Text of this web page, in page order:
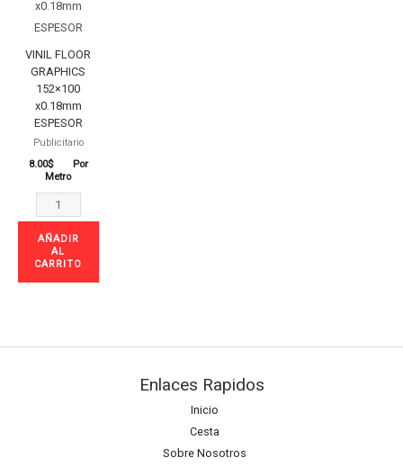
VINIL FLOOR
GRAPHICS
152×100
x0.18mm
ESPESOR
Publicitario
8.00$
Por
Metro
152x100
x0.18mm
ESPESOR
cantidad
AÑADIR
AL
CARRITO
Enlaces Rapidos
Inicio
Cesta
Sobre Nosotros